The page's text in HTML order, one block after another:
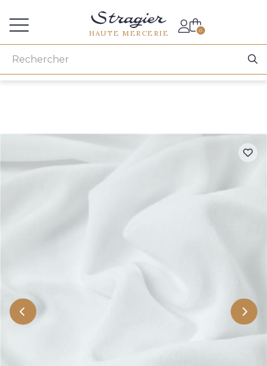
HAUTE MERCERIE 0